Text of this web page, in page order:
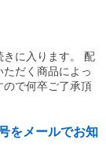
きに入ります。 配
だく商品によっ
で何卒ご了承頂
をメールでお知